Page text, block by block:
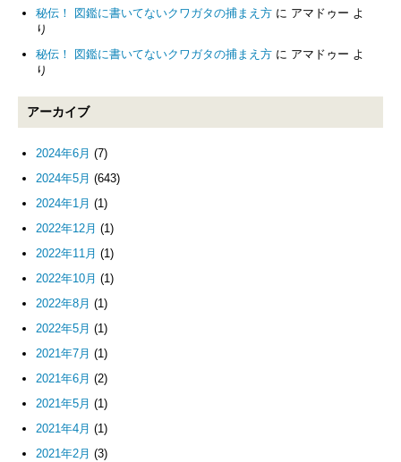
秘伝！ 図鑑に書いてないクワガタの捕まえ方 に アマドゥー よ
り
秘伝！ 図鑑に書いてないクワガタの捕まえ方 に アマドゥー よ
り
アーカイブ
2024年6月 (7)
2024年5月 (643)
2024年1月 (1)
2022年12月 (1)
2022年11月 (1)
2022年10月 (1)
2022年8月 (1)
2022年5月 (1)
2021年7月 (1)
2021年6月 (2)
2021年5月 (1)
2021年4月 (1)
2021年2月 (3)